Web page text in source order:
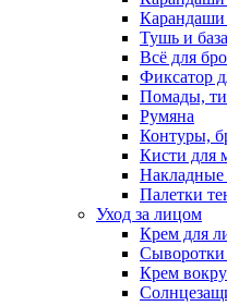
Карандаши
Тушь и
Всё для
Фиксатор
Помады,
Румяна
Контуры,
Кисти для
Накладные
Палетки
Уход за лицом
Крем для
Сыворотки
Крем